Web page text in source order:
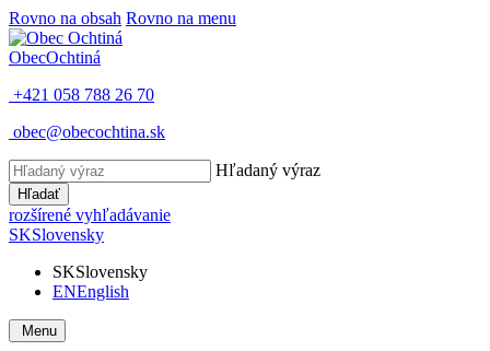
Rovno na obsah Rovno na menu
ObecOchtiná
+421 058 788 26 70
obec@obecochtina.sk
Hľadaný výraz
Hľadať
rozšírené vyhľadávanie
SKSlovensky
SKSlovensky
ENEnglish
Menu